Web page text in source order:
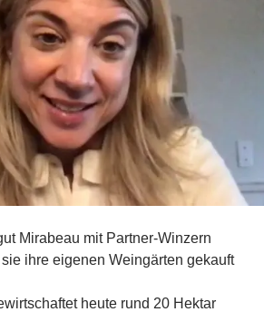
Mirabeau mit Partner-Winzern
ihre eigenen Weingärten gekauft
heute rund 20 Hektar